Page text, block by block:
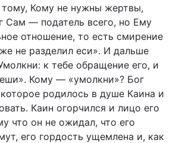
Кому не нужны жертвы,
Сам — податель всего, но Ему
отношение, то есть смирение
не разделил еси». И дальше
к тебе обращение его, и
Кому — «умолкни»? Бог
родилось в душе Каина и
Каин огорчился и лицо его
что он не ожидал, что его
его гордость ущемлена и, как